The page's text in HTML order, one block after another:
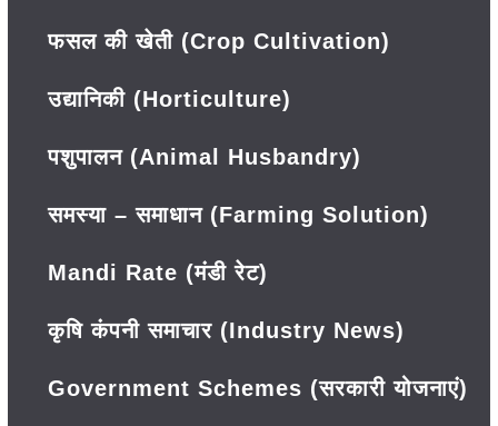
फसल की खेती (Crop Cultivation)
उद्यानिकी (Horticulture)
पशुपालन (Animal Husbandry)
समस्या – समाधान (Farming Solution)
Mandi Rate (मंडी रेट)
कृषि कंपनी समाचार (Industry News)
Government Schemes (सरकारी योजनाएं)